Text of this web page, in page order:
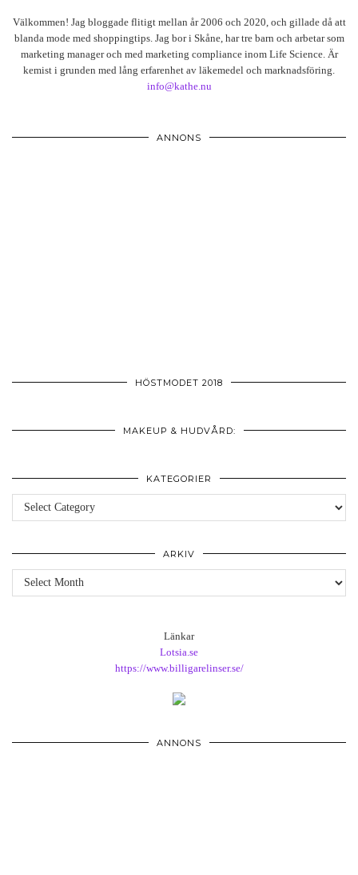
Välkommen! Jag bloggade flitigt mellan år 2006 och 2020, och gillade då att
blanda mode med shoppingtips. Jag bor i Skåne, har tre barn och arbetar som
marketing manager och med marketing compliance inom Life Science. Är
kemist i grunden med lång erfarenhet av läkemedel och marknadsföring.
info@kathe.nu
ANNONS
HÖSTMODET 2018
MAKEUP & HUDVÅRD:
KATEGORIER
Kategorier
ARKIV
Arkiv
Länkar
Lotsia.se
https://www.billigarelinser.se/
ANNONS